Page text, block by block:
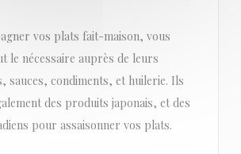
vos plats fait-maison, vous
le nécessaire auprès de leurs
sauces, condiments, et huilerie. Ils
des produits japonais, et des
pour assaisonner vos plats.